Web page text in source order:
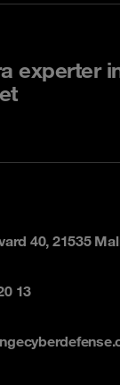
experter
40, 21535
13